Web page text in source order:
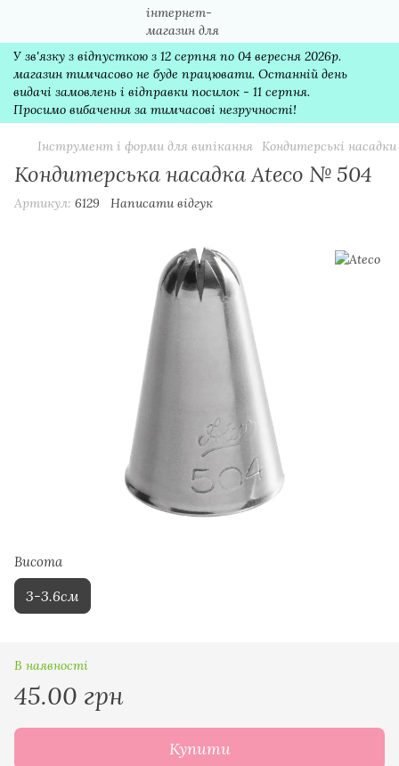
У зв'язку з відпусткою з 12 серпня по 04 вересня 2026р.
магазин тимчасово не буде працювати. Останній день
видачі замовлень і відправки посилок - 11 серпня.
Просимо вибачення за тимчасові незручності!
Інструмент і форми для випікання Кондитерські насадки
Кондитерська насадка Ateco № 504
Артикул: 6129 Написати відгук
Висота
3-3.6см
В наявності
45.00 грн
Купити